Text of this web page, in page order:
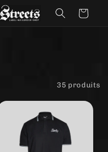
Panier
35 produits